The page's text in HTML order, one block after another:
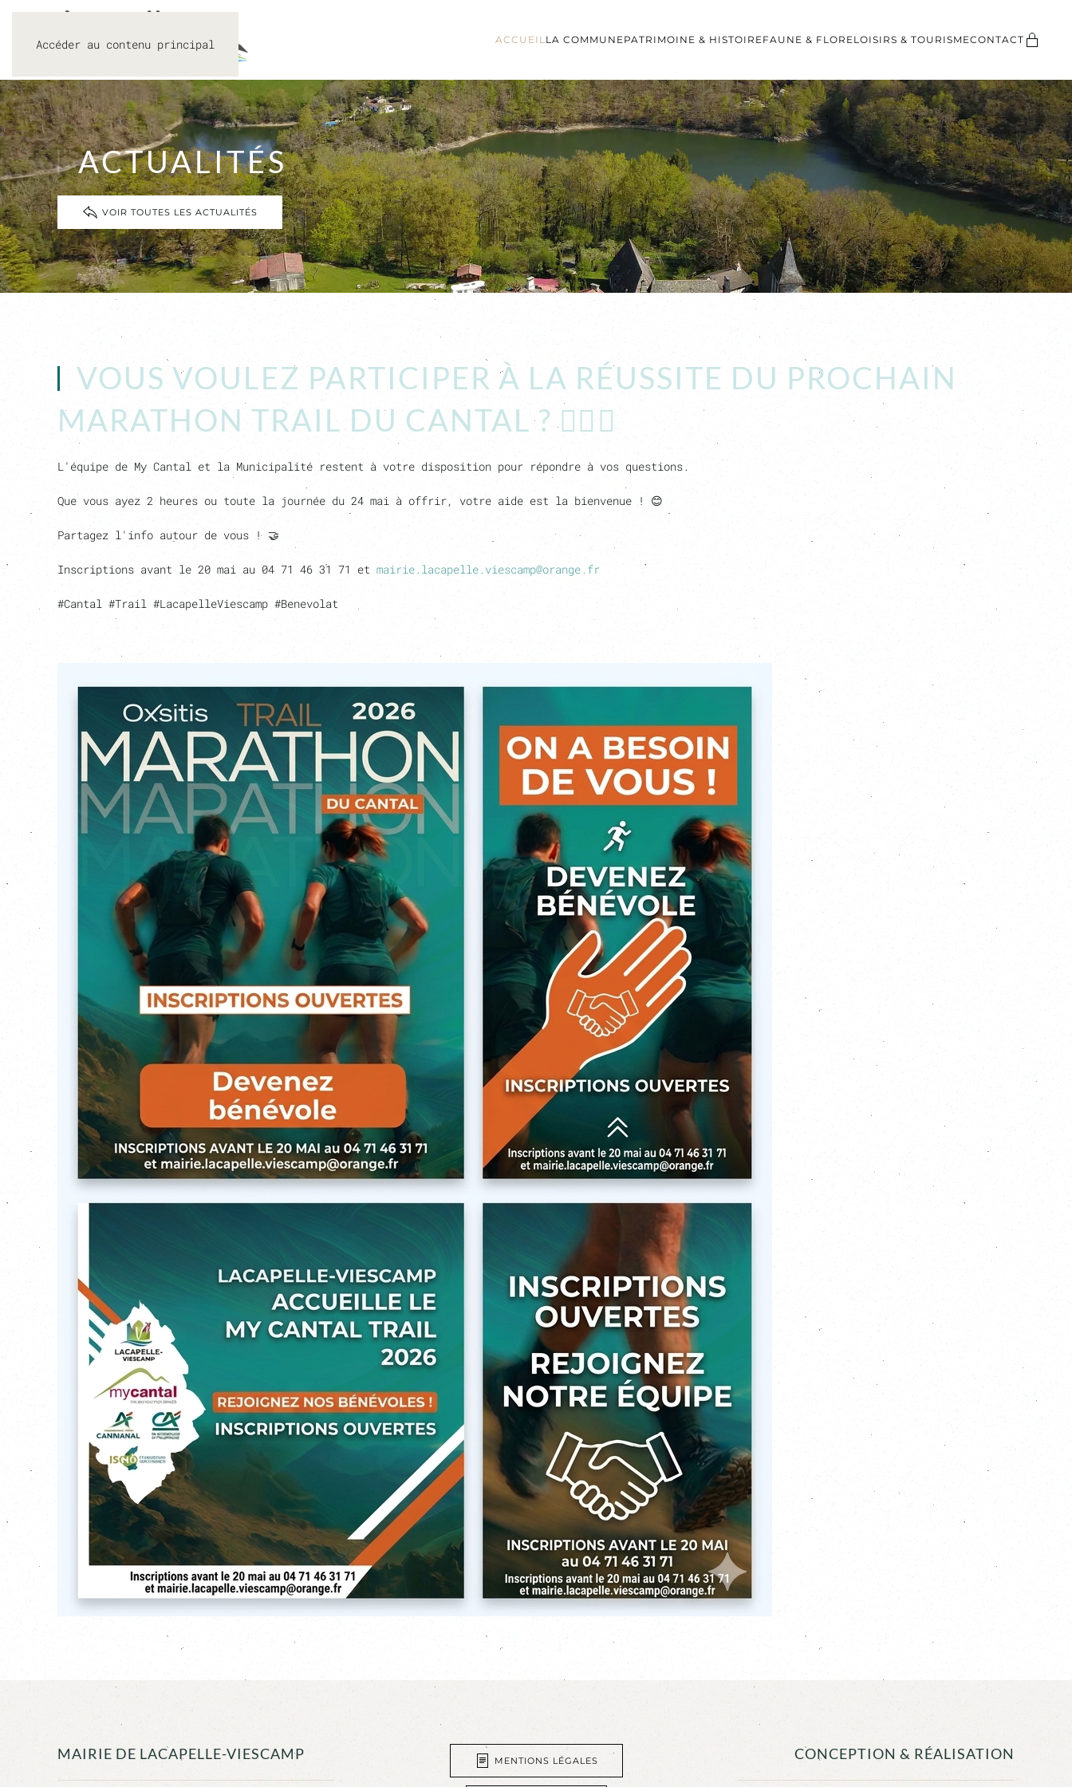
Accéder au contenu principal ACCUEILLA COMMUNEPATRIMOINE & HISTOIREFAUNE & FLORELOISIRS & TOURISMECONTACT
ACTUALITÉS
VOIR TOUTES LES ACTUALITÉS
VOUS VOULEZ PARTICIPER À LA RÉUSSITE DU PROCHAIN
MARATHON TRAIL DU CANTAL ? 🏃‍♂️⛰️
L'équipe de My Cantal et la Municipalité restent à votre disposition pour répondre à vos questions.
Que vous ayez 2 heures ou toute la journée du 24 mai à offrir, votre aide est la bienvenue ! 😊
Partagez l'info autour de vous ! 🤝
Inscriptions avant le 20 mai au 04 71 46 31 71 et mairie.lacapelle.viescamp@orange.fr
#Cantal #Trail #LacapelleViescamp #Benevolat
MAIRIE DE LACAPELLE-VIESCAMP MENTIONS LÉGALES CONCEPTION & RÉALISATION